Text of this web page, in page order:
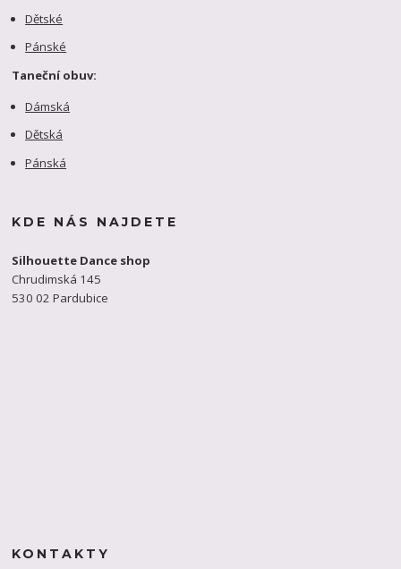
Dětské
Pánské
Taneční obuv:
Dámská
Dětská
Pánská
KDE NÁS NAJDETE
Silhouette Dance shop
Chrudimská 145
530 02 Pardubice
KONTAKTY